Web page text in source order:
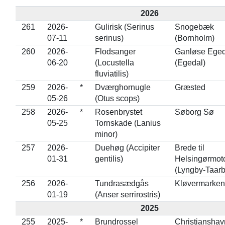
2026
261
2026-
07-11
Gulirisk (Serinus
serinus)
Snogebæk
(Bornholm)
260
2026-
06-20
Flodsanger
(Locustella
fluviatilis)
Ganløse
(Egedal)
259
2026-
05-26
*
Dværghornugle
(Otus scops)
Græsted
258
2026-
05-25
*
Rosenbrystet
Tornskade (Lanius
minor)
Søborg Sø
257
2026-
01-31
Duehøg (Accipiter
gentilis)
Brede til
(Lyngby-
256
2026-
01-19
Tundrasædgås
(Anser serrirostris)
Kløvermarken
2025
255
2025-
*
Brundrossel